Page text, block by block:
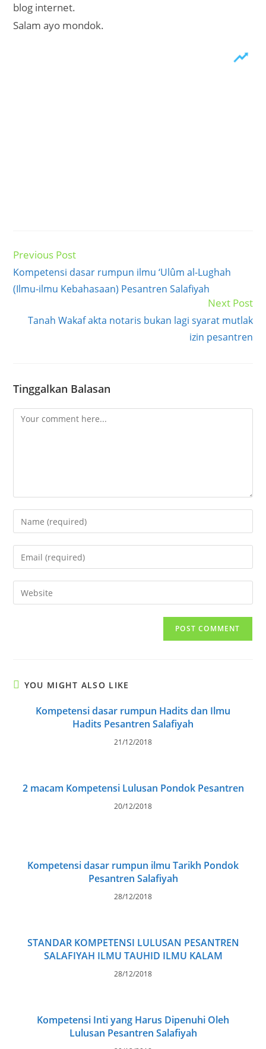
blog internet.
Salam ayo mondok.
Read
articles
Previous Post
Kompetensi dasar rumpun ilmu ‘Ulûm al-Lughah
(Ilmu-ilmu Kebahasaan) Pesantren Salafiyah
Next Post
Tanah Wakaf akta notaris bukan lagi syarat mutlak
izin pesantren
Tinggalkan Balasan
Comment
Enter
your
name
comment
Enter
your
email
address
Enter
your
YOU MIGHT ALSO LIKE
Kompetensi dasar rumpun Hadits dan Ilmu
Hadits Pesantren Salafiyah
21/12/2018
2 macam Kompetensi Lulusan Pondok Pesantren
20/12/2018
Kompetensi dasar rumpun ilmu Tarikh Pondok
Pesantren Salafiyah
28/12/2018
STANDAR KOMPETENSI LULUSAN PESANTREN
SALAFIYAH ILMU TAUHID ILMU KALAM
28/12/2018
Kompetensi Inti yang Harus Dipenuhi Oleh
Lulusan Pesantren Salafiyah